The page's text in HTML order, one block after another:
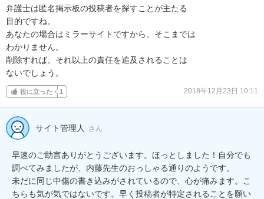
弁護士は匿名掲示板の投稿者を探すことが主たる
目的ですね。
あなたの場合はミラーサイトですから、そこまでは
わかりません。
削除すれば、それ以上の責任を追及されることは
ないでしょう。
役に立った 1 2018年12月23日 10:11
サイト管理人 さん
早速のご助言ありがとうございます。ほっとしました！自分でも
調べてみましたが、内藤先生のおっしゃる通りのようです。
未だに同じ中傷の書き込みがされているので、心が痛みます。こ
ちらも気が気ではないです。早く投稿者が特定されることを願い